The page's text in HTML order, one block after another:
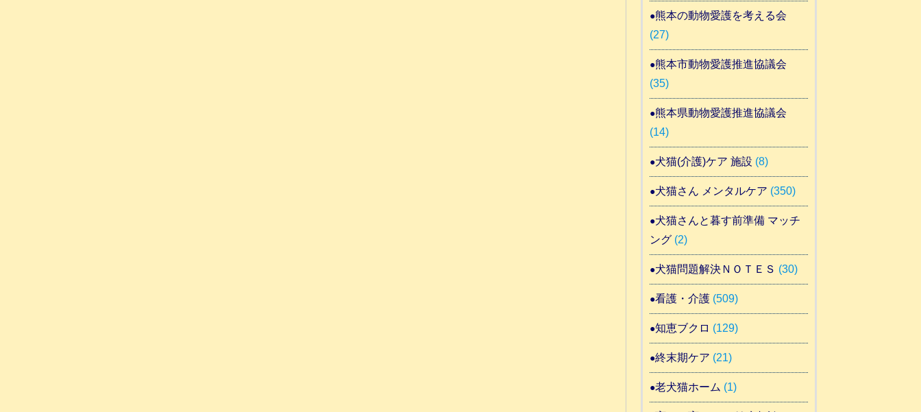
熊本の動物愛護を考える会
(27)
熊本市動物愛護推進協議会
(35)
熊本県動物愛護推進協議会
(14)
犬猫(介護)ケア 施設 (8)
犬猫さん メンタルケア (350)
犬猫さんと暮す前準備 マッチ
ング(2)
犬猫問題解決ＮＯＴＥＳ (30)
看護・介護(509)
知恵ブクロ (129)
終末期ケア (21)
老犬猫ホーム (1)